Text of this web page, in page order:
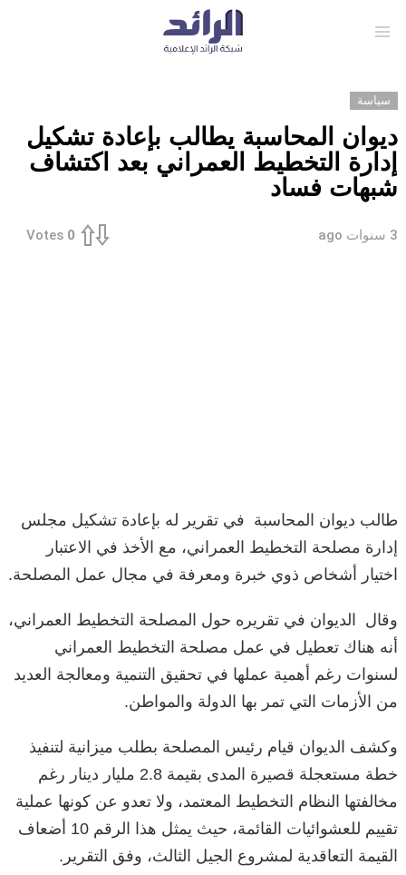
سياسة
ديوان المحاسبة يطالب بإعادة تشكيل
إدارة التخطيط العمراني بعد اكتشاف
شبهات فساد
3 سنوات ago 0
Votes
طالب ديوان المحاسبة في تقرير له بإعادة تشكيل مجلس
إدارة مصلحة التخطيط العمراني، مع الأخذ في الاعتبار
اختيار أشخاص ذوي خبرة ومعرفة في مجال عمل المصلحة.
وقال الديوان في تقريره حول المصلحة التخطيط العمراني،
أنه هناك تعطيل في عمل مصلحة التخطيط العمراني
لسنوات رغم أهمية عملها في تحقيق التنمية ومعالجة العديد
من الأزمات التي تمر بها الدولة والمواطن.
وكشف الديوان قيام رئيس المصلحة بطلب ميزانية لتنفيذ
خطة مستعجلة قصيرة المدى بقيمة 2.8 مليار دينار رغم
مخالفتها النظام التخطيط المعتمد، ولا تعدو عن كونها عملية
تقييم للعشوائيات القائمة، حيث يمثل هذا الرقم 10 أضعاف
القيمة التعاقدية لمشروع الجيل الثالث، وفق التقرير.